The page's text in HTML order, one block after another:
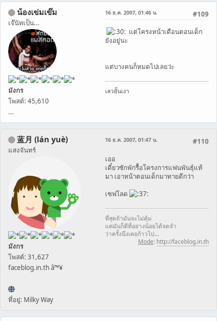
น้องเข่มเข๊ม
เจ๊นัทเป็น...
มังกร
โพสต์: 45,610
...
#109
16 ธ.ค. 2007, 01:46 น.
แต่โครงหน้าเดือนตอนเด็ก
ยังอยู่นะ
แต่บางคนก็หมดไปเลยว่ะ
เลวยั้นเงา
蓝月 (lán yuè)
แสงจันทร์
มังกร
โพสต์: 31,627
faceblog.in.th â™¥
ที่อยู่: Milky Way
#110
16 ธ.ค. 2007, 01:47 น.
เออ
เดี๋ยวซักพักรื้อโครงการแฟนพันธุ์แท้
มา เอาหน้าตอนเด็กมาทายดีกว่า
เซฟโลด
ที่สุดถ้ามันจะไม่คุ้ม
แต่มันก็ดีที่อย่างน้อยได้จดจำ
ว่าครั้งนึงเคยก้าวไป...
Mode: http://faceblog.in.th